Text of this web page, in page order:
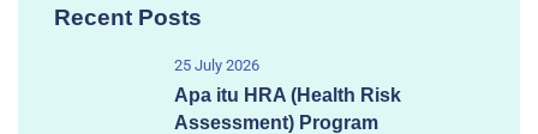
Recent Posts
25 July 2026
Apa itu HRA (Health Risk
Assessment) Program